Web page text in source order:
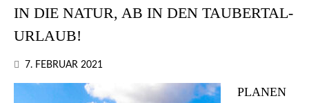
IN DIE NATUR, AB IN DEN TAUBERTAL-
URLAUB!
7. FEBRUAR 2021
PLANEN